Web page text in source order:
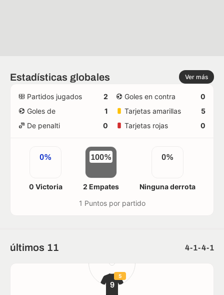
Estadísticas globales Ver más
Partidos jugados 2 Goles en contra
0
Goles de
1 Tarjetas amarillas
5
De penalti
0 Tarjetas rojas 0
0%
0 Victoria
100%
2 Empates
0%
Ninguna derrota
1 Puntos por partido
últimos 11 4-1-4-1
9
5